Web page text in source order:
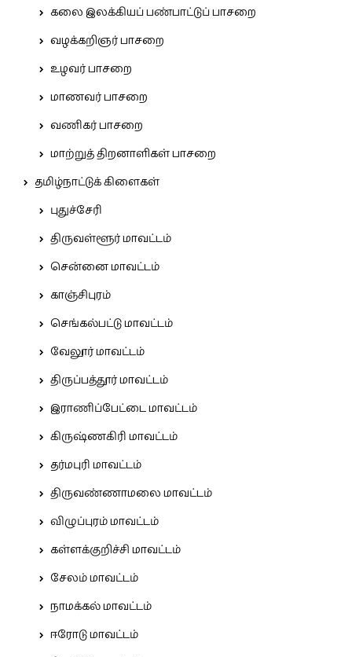
கலை இலக்கியப் பண்பாட்டுப் பாசறை
வழக்கறிஞர் பாசறை
உழவர் பாசறை
மாணவர் பாசறை
வணிகர் பாசறை
மாற்றுத் திறனாளிகள் பாசறை
தமிழ்நாட்டுக் கிளைகள்
புதுச்சேரி
திருவள்ளூர் மாவட்டம்
சென்னை மாவட்டம்
காஞ்சிபுரம்
செங்கல்பட்டு மாவட்டம்
வேலூர் மாவட்டம்
திருப்பத்தூர் மாவட்டம்
இராணிப்பேட்டை மாவட்டம்
கிருஷ்ணகிரி மாவட்டம்
தர்மபுரி மாவட்டம்
திருவண்ணாமலை மாவட்டம்
விழுப்புரம் மாவட்டம்
கள்ளக்குறிச்சி மாவட்டம்
சேலம் மாவட்டம்
நாமக்கல் மாவட்டம்
ஈரோடு மாவட்டம்